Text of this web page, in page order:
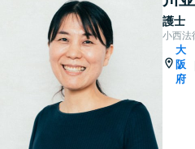
護士
小西法
大
阪
府